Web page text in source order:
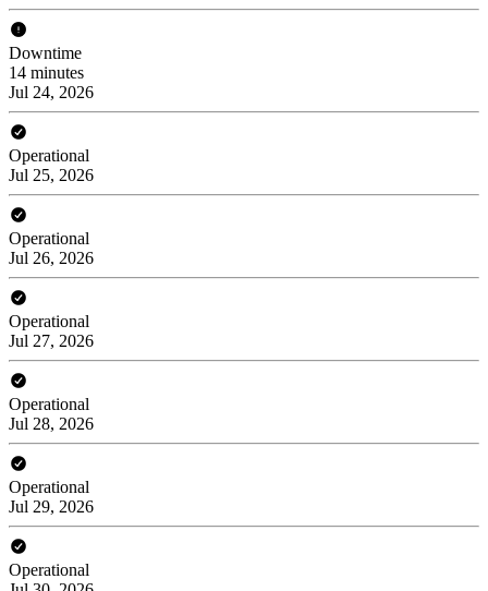
Downtime
14 minutes
Jul 24, 2026
Operational
Jul 25, 2026
Operational
Jul 26, 2026
Operational
Jul 27, 2026
Operational
Jul 28, 2026
Operational
Jul 29, 2026
Operational